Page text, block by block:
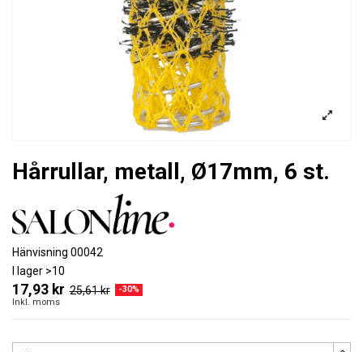
Hårrullar, metall, Ø17mm, 6 st.
Hänvisning 00042
I lager >10
17,93 kr 25,61 kr
-30%
Inkl. moms